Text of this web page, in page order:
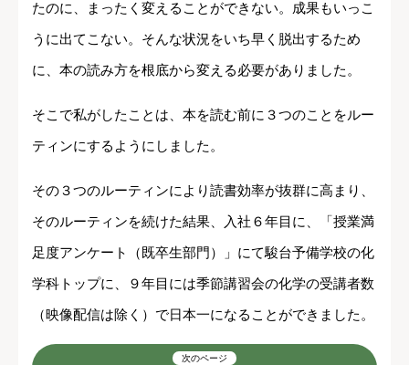
たのに、まったく変えることができない。成果もいっこ
うに出てこない。そんな状況をいち早く脱出するため
に、本の読み方を根底から変える必要がありました。
そこで私がしたことは、本を読む前に３つのことをルー
ティンにするようにしました。
その３つのルーティンにより読書効率が抜群に高まり、
そのルーティンを続けた結果、入社６年目に、「授業満
足度アンケート（既卒生部門）」にて駿台予備学校の化
学科トップに、９年目には季節講習会の化学の受講者数
（映像配信は除く）で日本一になることができました。
次のページ